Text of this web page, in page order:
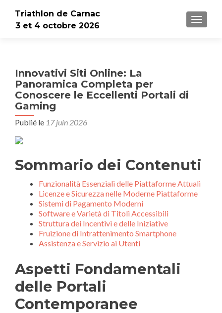
Triathlon de Carnac
3 et 4 octobre 2026
Innovativi Siti Online: La
Panoramica Completa per
Conoscere le Eccellenti Portali di
Gaming
Publié le 17 juin 2026
Sommario dei Contenuti
Funzionalità Essenziali delle Piattaforme Attuali
Licenze e Sicurezza nelle Moderne Piattaforme
Sistemi di Pagamento Moderni
Software e Varietà di Titoli Accessibili
Struttura dei Incentivi e delle Iniziative
Fruizione di Intrattenimento Smartphone
Assistenza e Servizio ai Utenti
Aspetti Fondamentali
delle Portali
Contemporanee